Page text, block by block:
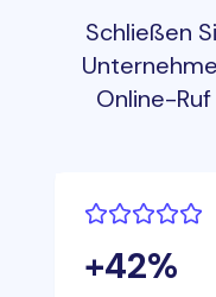
Schließen
Online-
+42%